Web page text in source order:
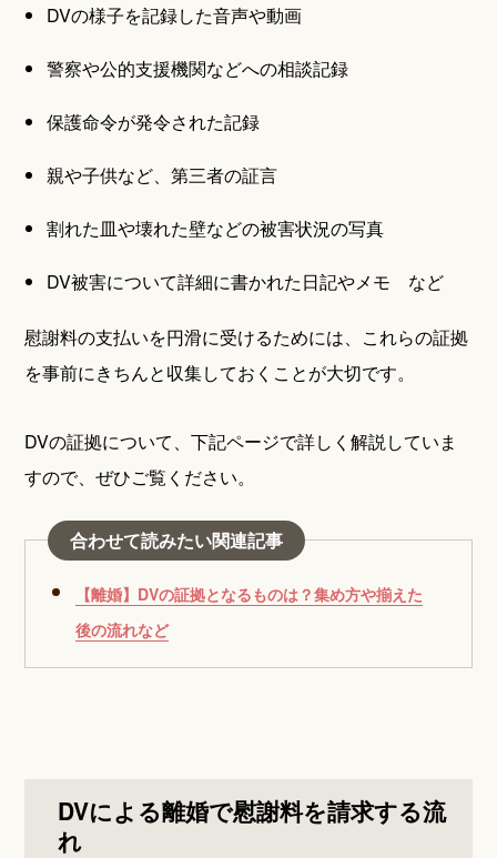
DVの様子を記録した音声や動画
警察や公的支援機関などへの相談記録
保護命令が発令された記録
親や子供など、第三者の証言
割れた皿や壊れた壁などの被害状況の写真
DV被害について詳細に書かれた日記やメモ など
慰謝料の支払いを円滑に受けるためには、これらの証拠
を事前にきちんと収集しておくことが大切です。
DVの証拠について、下記ページで詳しく解説していま
すので、ぜひご覧ください。
合わせて読みたい関連記事
【離婚】DVの証拠となるものは？集め方や揃えた
後の流れなど
DVによる離婚で慰謝料を請求する流
れ